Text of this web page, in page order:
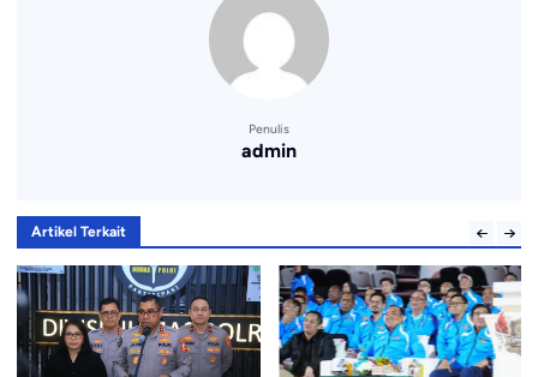
Penulis
admin
Artikel Terkait